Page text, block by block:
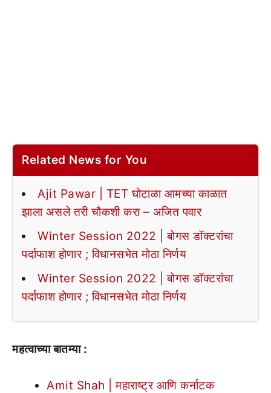
Related News for You
Ajit Pawar | TET घोटाळा आमच्या काळात
झाला असले तरी चौकशी करा – अजित पवार
Winter Session 2022 | बोगस डॉक्टरांचा
पर्दाफाश होणार ; विधानसभेत मोठा निर्णय
Winter Session 2022 | बोगस डॉक्टरांचा
पर्दाफाश होणार ; विधानसभेत मोठा निर्णय
महत्वाच्या बातम्या :
Amit Shah | महाराष्ट्र आणि कर्नाटक